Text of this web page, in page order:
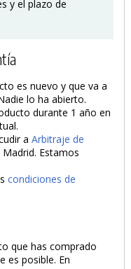
y el plazo de
es nuevo y que va a
lo ha abierto.
durante 1 año en
aArbitraje de
Estamos
condiciones de
que has comprado
es posible. En